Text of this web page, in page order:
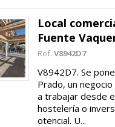
Local
Fuente
Ref. V8942D7
V8942D7. Se
Prado, un
a trabajar desde
hostelería o
otencial. U...